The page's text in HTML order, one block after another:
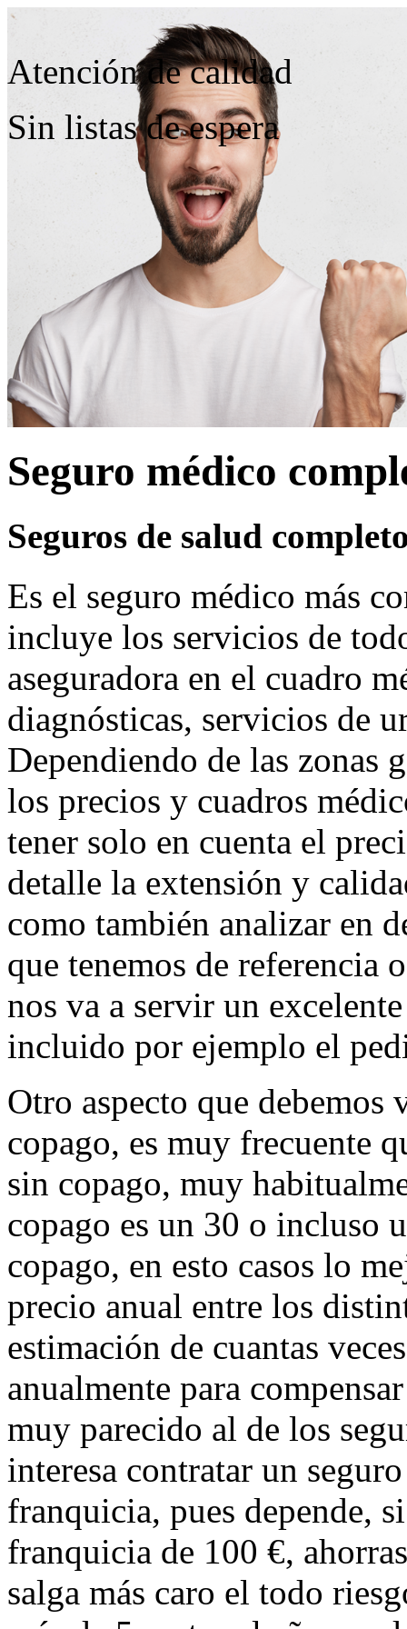
Atención de calidad
Sin listas de espera
Seguro médico
Seguros de salud
Es el seguro médico más
incluye los servicios de
aseguradora en el cuadro
diagnósticas, servicios de
Dependiendo de las zonas
los precios y cuadros
tener solo en cuenta el
detalle la extensión y
como también analizar en
que tenemos de referencia
nos va a servir un
incluido por ejemplo el
Otro aspecto que debemos
copago, es muy frecuente
sin copago, muy
copago es un 30 o incluso
copago, en esto casos lo
precio anual entre los
estimación de cuantas
anualmente para
muy parecido al de los
interesa contratar un
franquicia, pues depende,
franquicia de 100 €,
salga más caro el todo